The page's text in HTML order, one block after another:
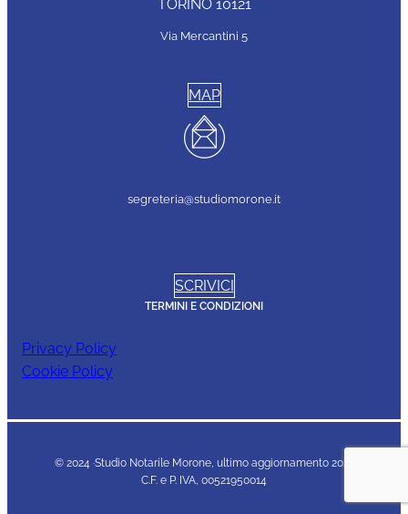
TORINO 10121
Via Mercantini 5
MAP
segreteria@studiomorone.it
SCRIVICI
TERMINI E CONDIZIONI
Privacy Policy
Cookie Policy
© 2024 ·Studio Notarile Morone, ultimo aggiornamento 2023
C.F. e P. IVA, 00521950014